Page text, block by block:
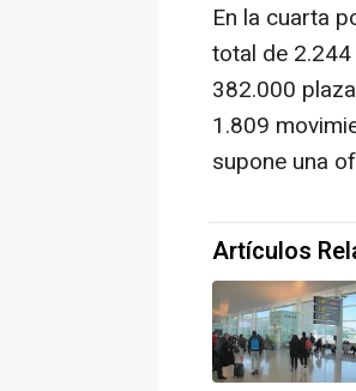
En la cuarta
total de
382.000
1.809
supone una
Artículos